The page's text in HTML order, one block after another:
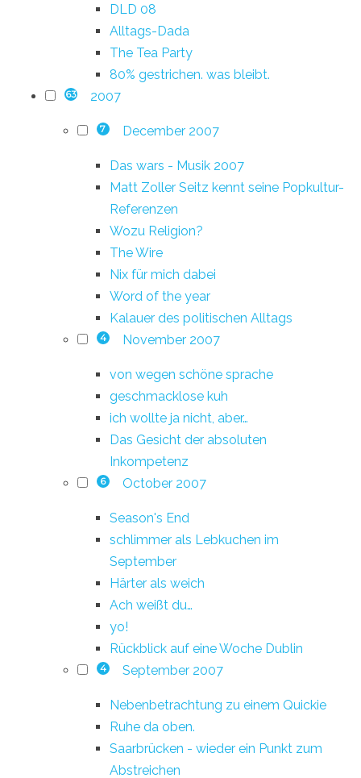
DLD 08
Alltags-Dada
The Tea Party
80% gestrichen. was bleibt.
63 2007
7 December 2007
Das wars - Musik 2007
Matt Zoller Seitz kennt seine Popkultur-
Referenzen
Wozu Religion?
The Wire
Nix für mich dabei
Word of the year
Kalauer des politischen Alltags
4 November 2007
von wegen schöne sprache
geschmacklose kuh
ich wollte ja nicht, aber…
Das Gesicht der absoluten
Inkompetenz
6 October 2007
Season's End
schlimmer als Lebkuchen im
September
Härter als weich
Ach weißt du…
yo!
Rückblick auf eine Woche Dublin
4 September 2007
Nebenbetrachtung zu einem Quickie
Ruhe da oben.
Saarbrücken - wieder ein Punkt zum
Abstreichen